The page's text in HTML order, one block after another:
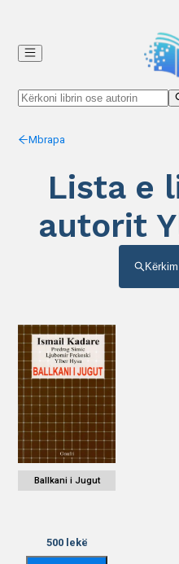
Mbrapa
Lista e
autorit
Ballkani i Jugut
500lekë